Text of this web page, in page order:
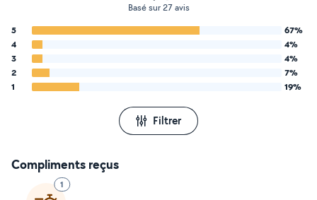
Basé sur 27 avis
5
67%
4
4%
3
4%
2
7%
1
19%
Filtrer
Compliments reçus
1